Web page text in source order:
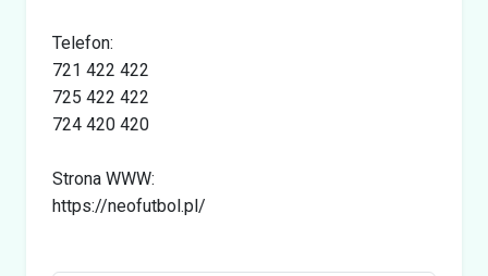
Telefon:
721 422 422
725 422 422
724 420 420
Strona WWW:
https://neofutbol.pl/